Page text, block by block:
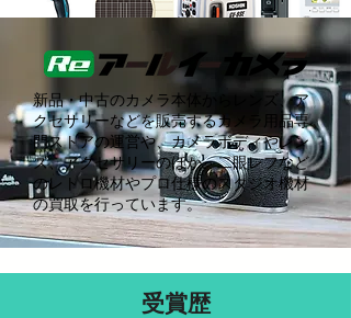
新品・中古のカメラ本体からレンズ、ア
クセサリーなどを販売するカメラ用品専
門ストアの運営や、カメラボディやレン
ズ、アクセサリーのほか、二眼レフなど
のレトロ機材やプロ仕様のスタジオ機材
の買取を行っています。
受賞歴